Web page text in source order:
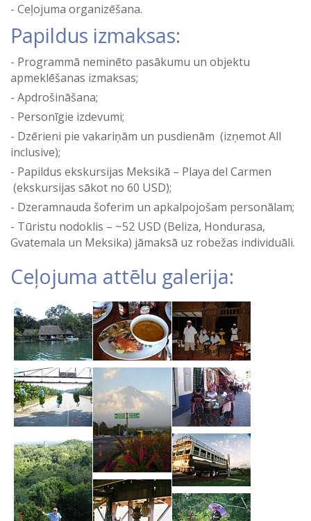
Ceļojuma organizēšana.
Papildus izmaksas:
Programmā neminēto pasākumu un objektu
apmeklēšanas izmaksas;
Apdrošināšana;
Personīgie izdevumi;
Dzērieni pie vakariņām un pusdienām (izņemot All
inclusive);
Papildus ekskursijas Meksikā – Playa del Carmen
(ekskursijas sākot no 60 USD);
Dzeramnauda šoferim un apkalpojošam personālam;
Tūristu nodoklis – ~52 USD (Beliza, Hondurasa,
Gvatemala un Meksika) jāmaksā uz robežas individuāli.
Ceļojuma attēlu galerija: